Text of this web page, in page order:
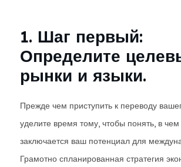
1. Шаг первый:
Определите
рынки и языки.
Прежде чем приступить к переводу
уделите время тому, чтобы понять, в чем
заключается ваш потенциал для
Грамотно спланированная стратегия